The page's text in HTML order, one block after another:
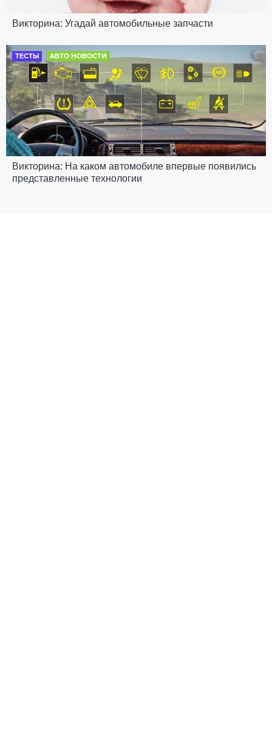
Викторина: Угадай автомобильные запчасти
ТЕСТЫ АВТО НОВОСТИ
Викторина: На каком автомобиле впервые появились
представленные технологии